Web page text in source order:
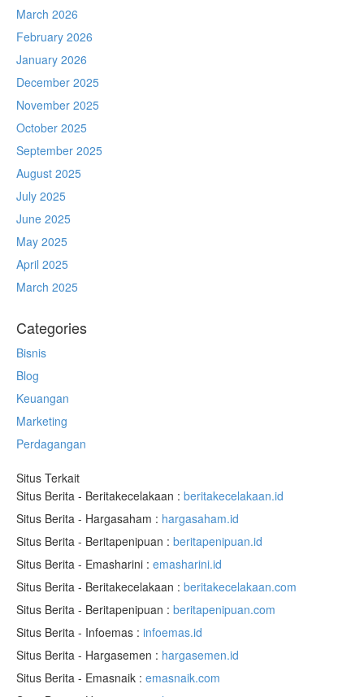
March 2026
February 2026
January 2026
December 2025
November 2025
October 2025
September 2025
August 2025
July 2025
June 2025
May 2025
April 2025
March 2025
Categories
Bisnis
Blog
Keuangan
Marketing
Perdagangan
Situs Terkait
Situs Berita - Beritakecelakaan : beritakecelakaan.id
Situs Berita - Hargasaham : hargasaham.id
Situs Berita - Beritapenipuan : beritapenipuan.id
Situs Berita - Emasharini : emasharini.id
Situs Berita - Beritakecelakaan : beritakecelakaan.com
Situs Berita - Beritapenipuan : beritapenipuan.com
Situs Berita - Infoemas : infoemas.id
Situs Berita - Hargasemen : hargasemen.id
Situs Berita - Emasnaik : emasnaik.com